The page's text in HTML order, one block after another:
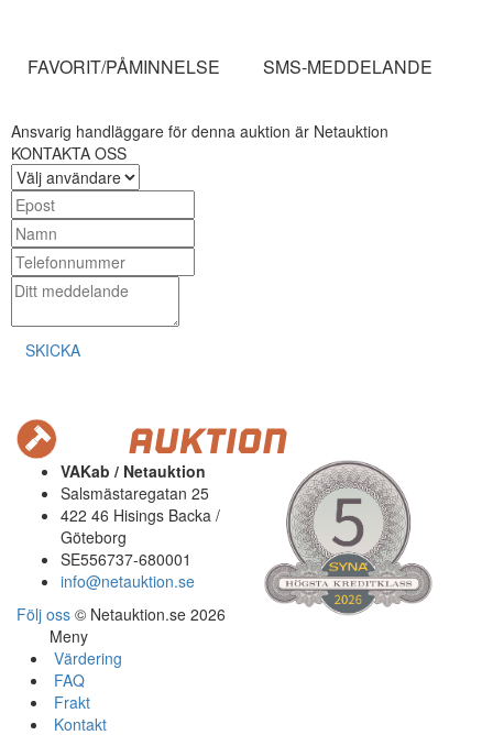
FAVORIT/PÅMINNELSE SMS-MEDDELANDE
Ansvarig handläggare för denna auktion är Netauktion
KONTAKTA OSS
SKICKA
VAKab / Netauktion
Salsmästaregatan 25
422 46 Hisings Backa /
Göteborg
SE556737-680001
info@netauktion.se
Följ oss © Netauktion.se 2026
Meny
Värdering
FAQ
Frakt
Kontakt